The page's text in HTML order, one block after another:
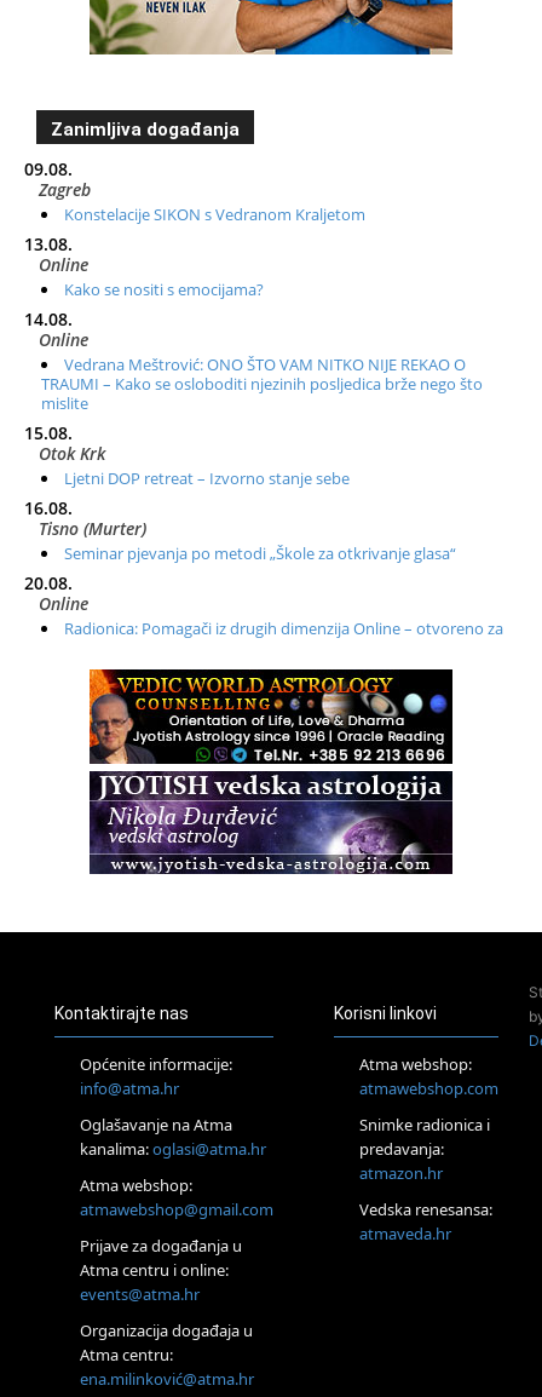
Zanimljiva događanja
09.08.
Zagreb
Konstelacije SIKON s Vedranom Kraljetom
13.08.
Online
Kako se nositi s emocijama?
14.08.
Online
Vedrana Meštrović: ONO ŠTO VAM NITKO NIJE REKAO O
TRAUMI – Kako se osloboditi njezinih posljedica brže nego što
mislite
15.08.
Otok Krk
Ljetni DOP retreat – Izvorno stanje sebe
16.08.
Tisno (Murter)
Seminar pjevanja po metodi „Škole za otkrivanje glasa“
20.08.
Online
Radionica: Pomagači iz drugih dimenzija Online – otvoreno za
Zagreb+Online
Osnovni ThetaHealing® tečaj, Zagreb i Online
Access BARS®, otpusti stres
Access Energetski Facelift®
Tečaj Višeg Vodstva, razvijanja intuicije i Akaša zapisa
25.08.
Upisi u program Profesionalni hipnoterapeut — nova
generacija kreće 25.08. 2026.
Online
Visoko
Alemka Dauskardt – Jednodnevna radionica sistemskih
konstelacija
HOD PO ŽERAVICI – Seminar koji mijenja tijelo, duh i um
SoulFest – Festival glazbe, mudrosti i zajedništva
Radoboj
Kontaktirajte nas
Općenite informacije:
info@atma.hr
Oglašavanje na Atma
kanalima:oglasi@atma.hr
Atma webshop:
atmawebshop@gmail.com
Prijave za događanja u
Atma centru i online:
events@atma.hr
Organizacija događaja u
Atma centru:
ena.milinković@atma.hr
Korisni linkovi
Atma webshop:
atmawebshop.com
Snimke radionica i
predavanja:
atmazon.hr
Vedska renesansa:
atmaveda.hr